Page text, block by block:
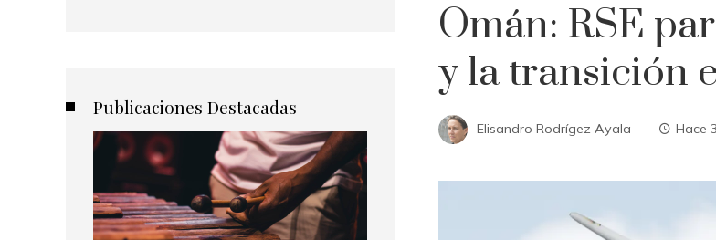
Omán: RSE
y la transición
Elisandro Rodrígez Ayala Hace
Publicaciones Destacadas